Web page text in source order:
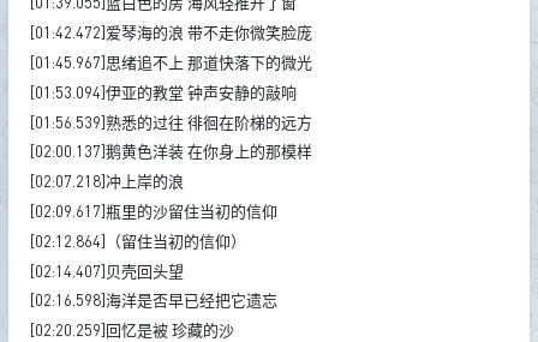
[01:42.472]爱琴海的浪 带不走你微笑脸庞
[01:45.967]思绪追不上 那道快落下的微光
[01:53.094]伊亚的教堂 钟声安静的敲响
[01:56.539]熟悉的过往 徘徊在阶梯的远方
[02:00.137]鹅黄色洋装 在你身上的那模样
[02:07.218]冲上岸的浪
[02:09.617]瓶里的沙留住当初的信仰
[02:12.864]（留住当初的信仰）
[02:14.407]贝壳回头望
[02:16.598]海洋是否早已经把它遗忘
[02:20.259]回忆是被 珍藏的沙